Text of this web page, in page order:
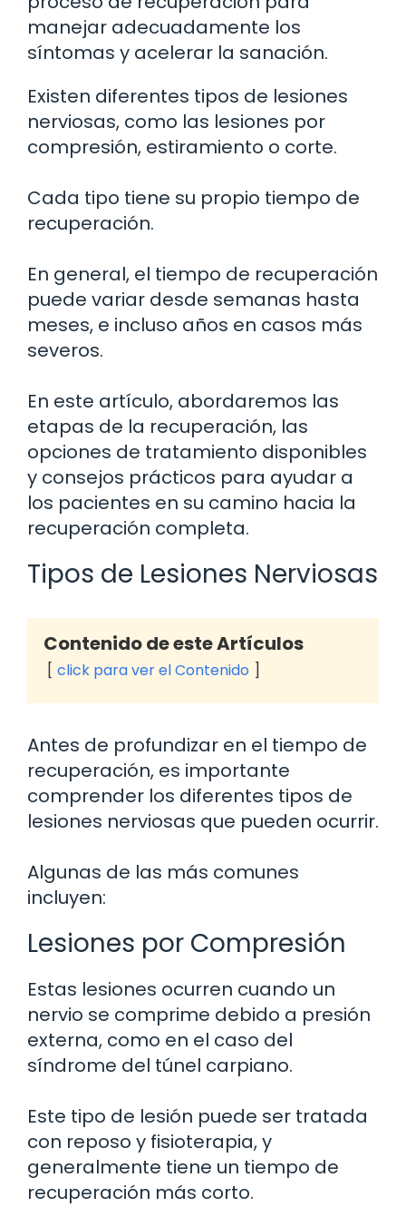
manejar adecuadamente los
síntomas y acelerar la sanación.
Existen diferentes tipos de lesiones
nerviosas, como las lesiones por
compresión, estiramiento o corte.
Cada tipo tiene su propio tiempo de
recuperación.
En general, el tiempo de recuperación
puede variar desde semanas hasta
meses, e incluso años en casos más
severos.
En este artículo, abordaremos las
etapas de la recuperación, las
opciones de tratamiento disponibles
y consejos prácticos para ayudar a
los pacientes en su camino hacia la
recuperación completa.
Tipos de Lesiones Nerviosas
Contenido de este Artículos
click para ver el Contenido
Antes de profundizar en el tiempo de
recuperación, es importante
comprender los diferentes tipos de
lesiones nerviosas que pueden ocurrir.
Algunas de las más comunes
incluyen:
Lesiones por Compresión
Estas lesiones ocurren cuando un
nervio se comprime debido a presión
externa, como en el caso del
síndrome del túnel carpiano.
Este tipo de lesión puede ser tratada
con reposo y fisioterapia, y
generalmente tiene un tiempo de
recuperación más corto.